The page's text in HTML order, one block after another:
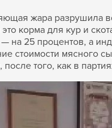
жара разрушила
это корма для кур и
— на 25 процентов, а
стоимости мясного
после того, как в